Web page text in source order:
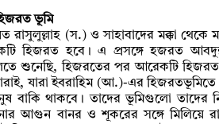
ভূমি
রাসুলুল্লাহ (স.) ও সাহাবাদের মক্কা
হিজরত হবে। এ প্রসঙ্গে হজরত
শুনেছি, হিজরতের পর আরেকটি হিজরত
তারাই, যারা ইবরাহিম (আ.)-এর
বাকি থাকবে। তাদের ভূমিগুলো তাদের
আগুন বানর ও শূকরের সঙ্গে মিলিয়ে